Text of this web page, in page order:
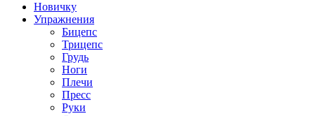
Новичку
Упражнения
Бицепс
Трицепс
Грудь
Ноги
Плечи
Пресс
Руки